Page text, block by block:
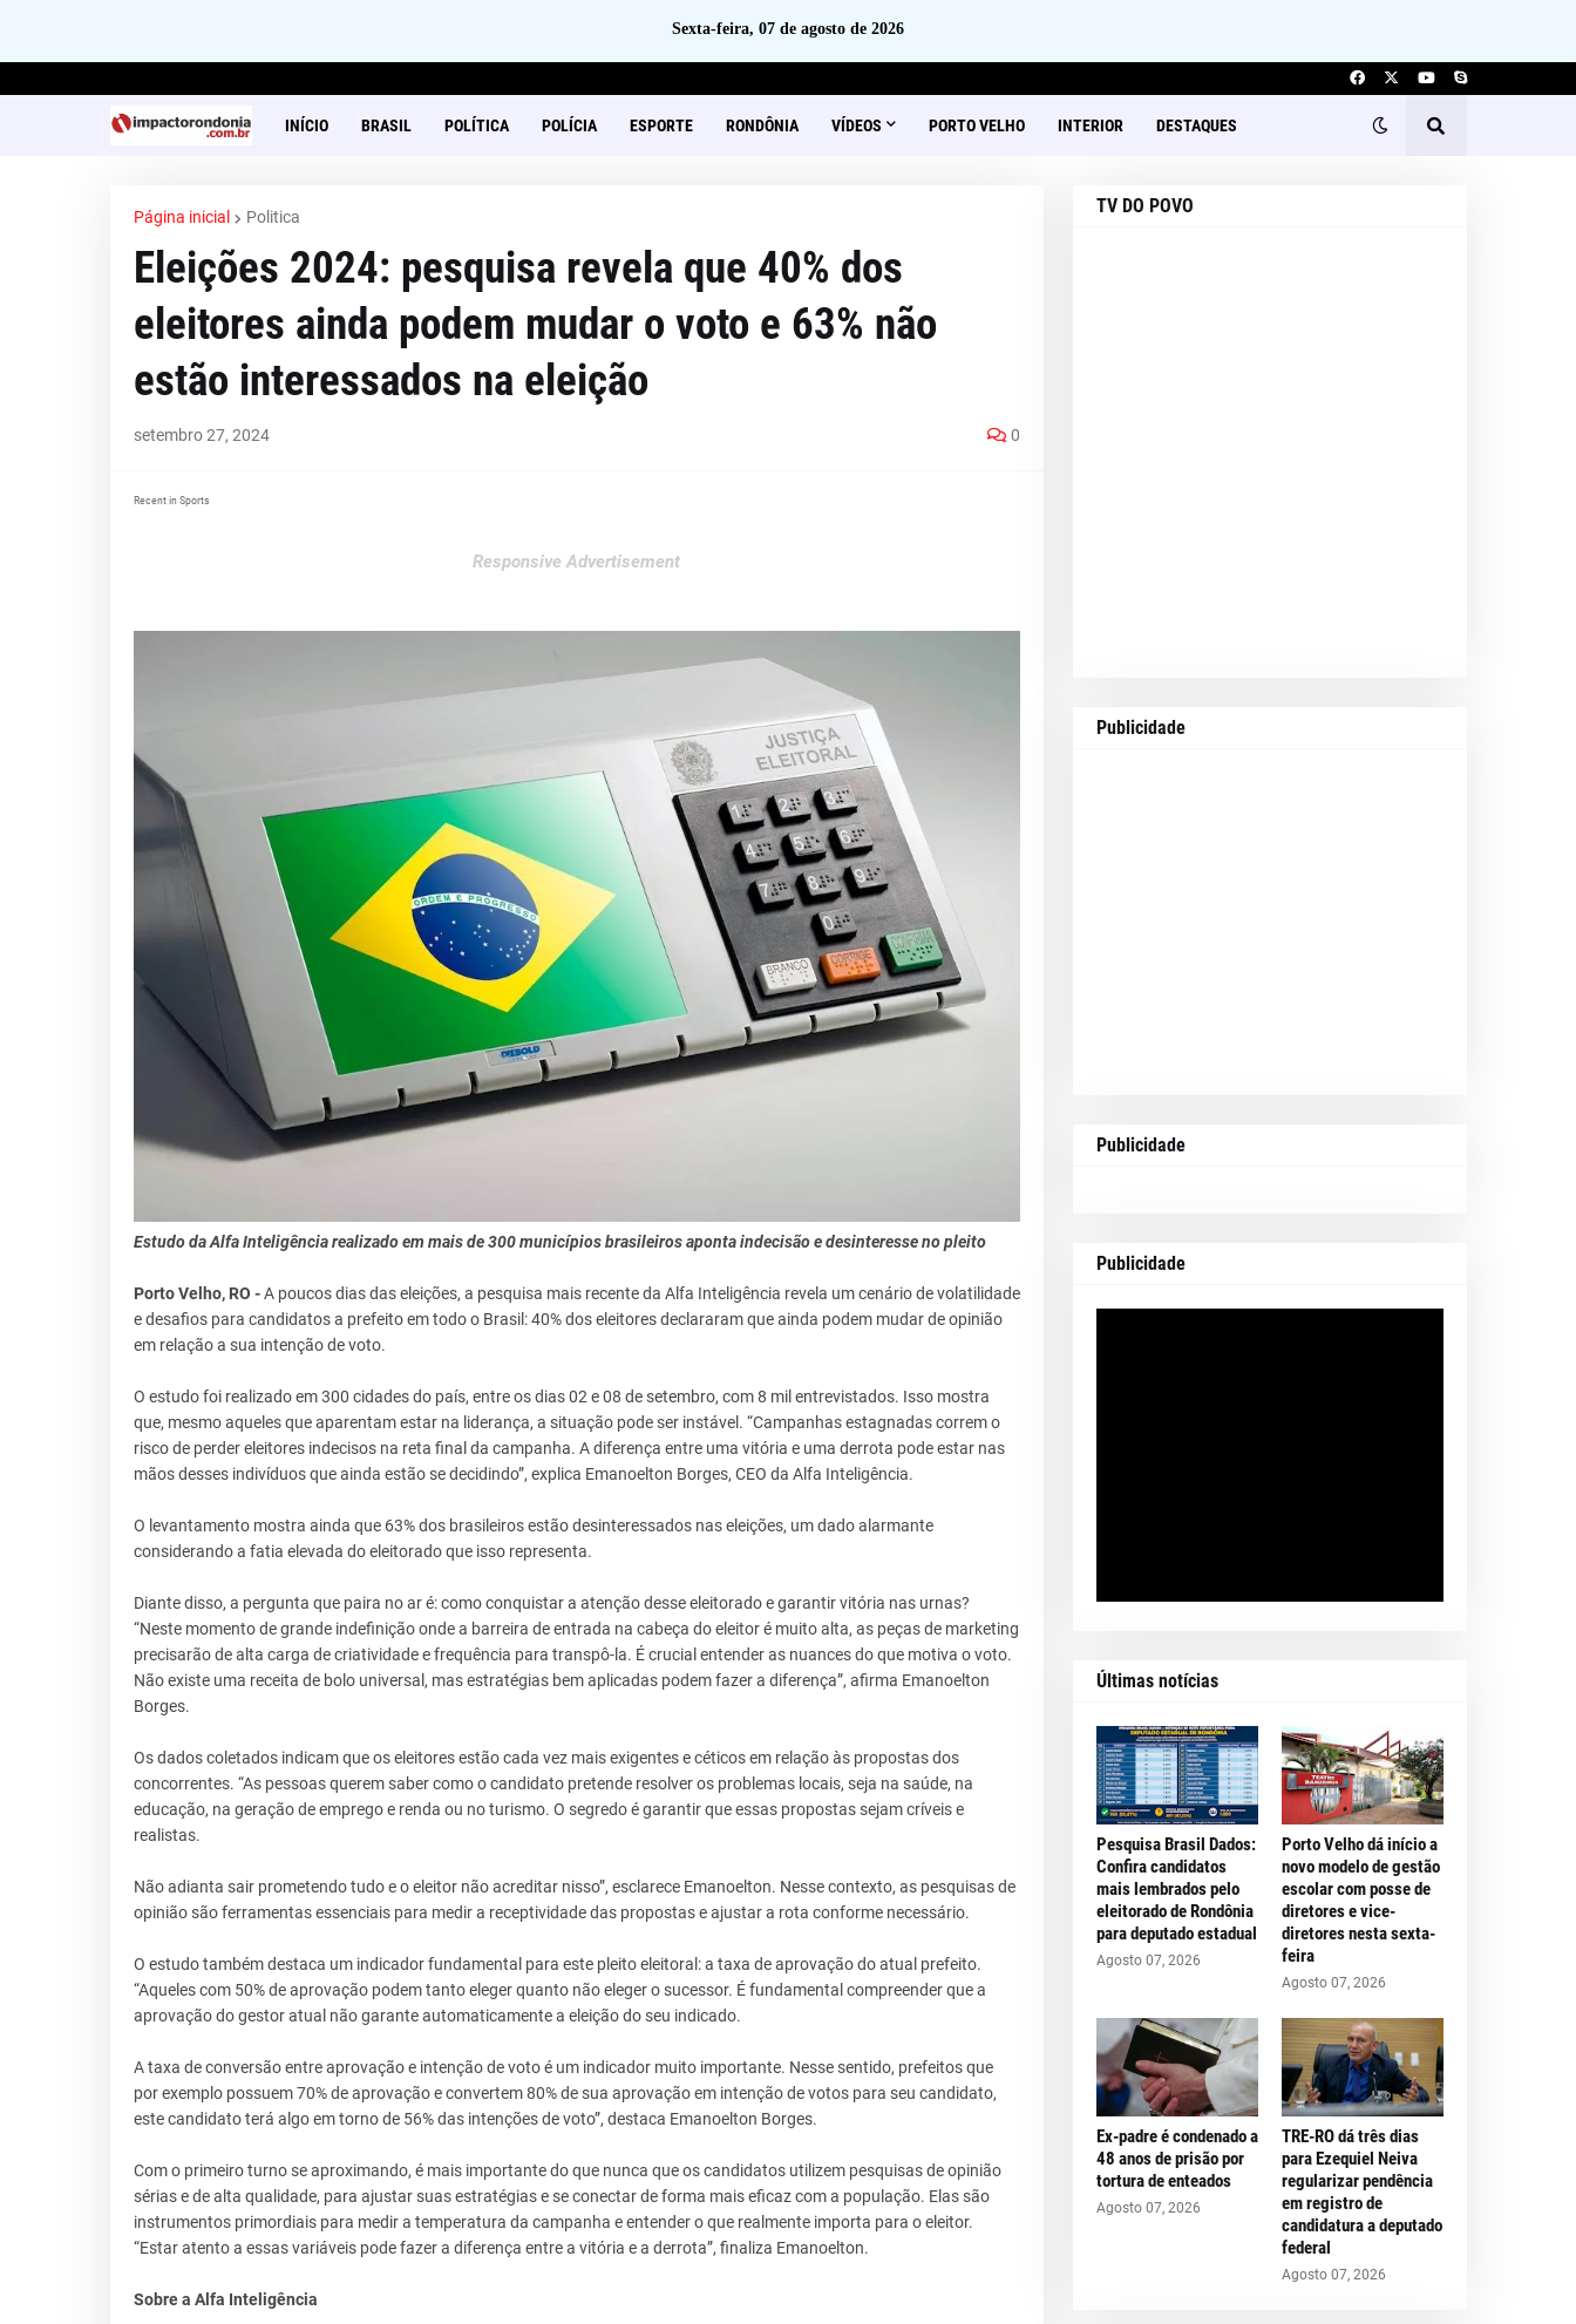
Sexta-feira, 07 de agosto de 2026
INÍCIO BRASIL POLÍTICA POLÍCIA ESPORTE RONDÔNIA VÍDEOS PORTO VELHO INTERIOR DESTAQUES
Página inicial Politica
Eleições 2024: pesquisa revela que 40% dos
eleitores ainda podem mudar o voto e 63% não
estão interessados na eleição
setembro 27, 2024 0
Recent in Sports
Responsive Advertisement
Estudo da Alfa Inteligência realizado em mais de 300 municípios brasileiros aponta indecisão e desinteresse no pleito
Porto Velho, RO -A poucos dias das eleições, a pesquisa mais recente da Alfa Inteligência revela um cenário de volatilidade
e desafios para candidatos a prefeito em todo o Brasil: 40% dos eleitores declararam que ainda podem mudar de opinião
em relação a sua intenção de voto.
O estudo foi realizado em 300 cidades do país, entre os dias 02 e 08 de setembro, com 8 mil entrevistados. Isso mostra
que, mesmo aqueles que aparentam estar na liderança, a situação pode ser instável. “Campanhas estagnadas correm o
risco de perder eleitores indecisos na reta final da campanha. A diferença entre uma vitória e uma derrota pode estar nas
mãos desses indivíduos que ainda estão se decidindo”, explica Emanoelton Borges, CEO da Alfa Inteligência.
O levantamento mostra ainda que 63% dos brasileiros estão desinteressados nas eleições, um dado alarmante
considerando a fatia elevada do eleitorado que isso representa.
Diante disso, a pergunta que paira no ar é: como conquistar a atenção desse eleitorado e garantir vitória nas urnas?
“Neste momento de grande indefinição onde a barreira de entrada na cabeça do eleitor é muito alta, as peças de marketing
precisarão de alta carga de criatividade e frequência para transpô-la. É crucial entender as nuances do que motiva o voto.
Não existe uma receita de bolo universal, mas estratégias bem aplicadas podem fazer a diferença”, afirma Emanoelton
Borges.
Os dados coletados indicam que os eleitores estão cada vez mais exigentes e céticos em relação às propostas dos
concorrentes. “As pessoas querem saber como o candidato pretende resolver os problemas locais, seja na saúde, na
educação, na geração de emprego e renda ou no turismo. O segredo é garantir que essas propostas sejam críveis e
realistas.
Não adianta sair prometendo tudo e o eleitor não acreditar nisso”, esclarece Emanoelton. Nesse contexto, as pesquisas de
opinião são ferramentas essenciais para medir a receptividade das propostas e ajustar a rota conforme necessário.
O estudo também destaca um indicador fundamental para este pleito eleitoral: a taxa de aprovação do atual prefeito.
“Aqueles com 50% de aprovação podem tanto eleger quanto não eleger o sucessor. É fundamental compreender que a
aprovação do gestor atual não garante automaticamente a eleição do seu indicado.
A taxa de conversão entre aprovação e intenção de voto é um indicador muito importante. Nesse sentido, prefeitos que
por exemplo possuem 70% de aprovação e convertem 80% de sua aprovação em intenção de votos para seu candidato,
este candidato terá algo em torno de 56% das intenções de voto”, destaca Emanoelton Borges.
Com o primeiro turno se aproximando, é mais importante do que nunca que os candidatos utilizem pesquisas de opinião
sérias e de alta qualidade, para ajustar suas estratégias e se conectar de forma mais eficaz com a população. Elas são
instrumentos primordiais para medir a temperatura da campanha e entender o que realmente importa para o eleitor.
“Estar atento a essas variáveis pode fazer a diferença entre a vitória e a derrota”, finaliza Emanoelton.
Sobre a Alfa Inteligência
TV DO POVO
Publicidade
Publicidade
Publicidade
Últimas notícias
Pesquisa Brasil Dados:
Confira candidatos
mais lembrados pelo
eleitorado de Rondônia
para deputado estadual
Agosto 07, 2026
Porto Velho dá início a
novo modelo de gestão
escolar com posse de
diretores e vice-
diretores nesta sexta-
feira
Agosto 07, 2026
Ex-padre é condenado a
48 anos de prisão por
tortura de enteados
Agosto 07, 2026
TRE-RO dá três dias
para Ezequiel Neiva
regularizar pendência
em registro de
candidatura a deputado
federal
Agosto 07, 2026